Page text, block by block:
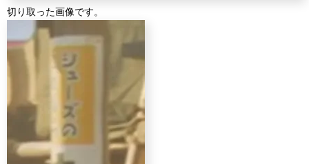
切り取った画像です。